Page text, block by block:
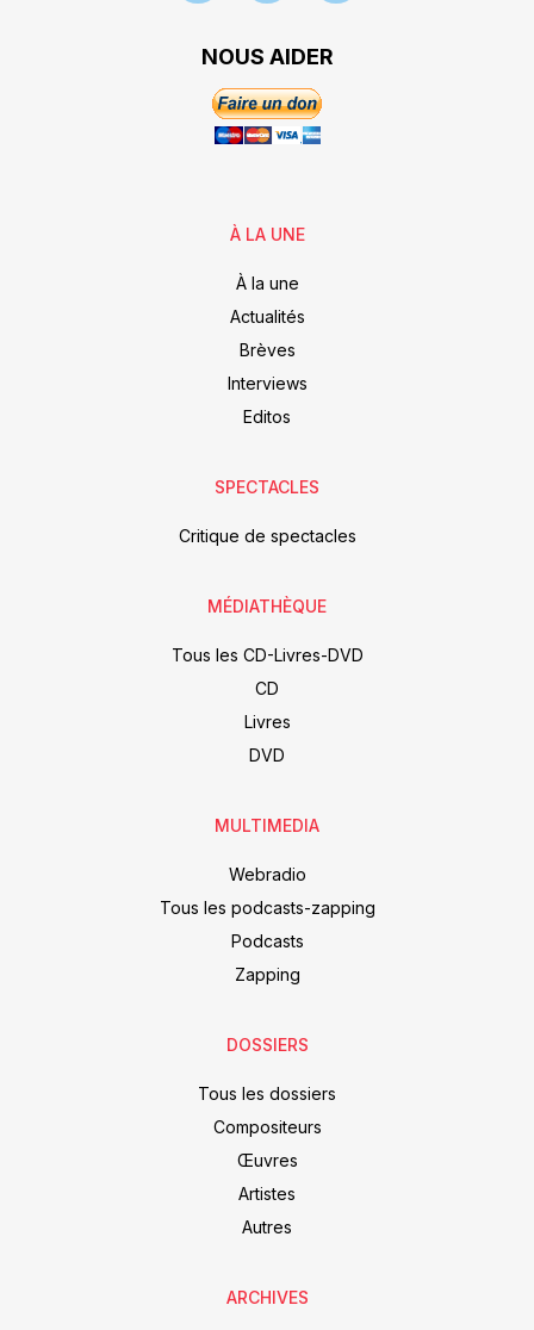
NOUS AIDER
À LA UNE
À la une
Actualités
Brèves
Interviews
Editos
SPECTACLES
Critique de spectacles
MÉDIATHÈQUE
Tous les CD-Livres-DVD
CD
Livres
DVD
MULTIMEDIA
Webradio
Tous les podcasts-zapping
Podcasts
Zapping
DOSSIERS
Tous les dossiers
Compositeurs
Œuvres
Artistes
Autres
ARCHIVES